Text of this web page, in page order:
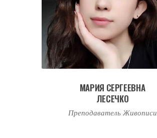
МАРИЯ СЕРГЕЕВНА
ЛЕСЕЧКО
Преподаватель Живописи